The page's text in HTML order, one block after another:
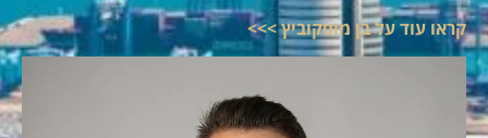
קראו עוד על בן מוסקוביץ >>>